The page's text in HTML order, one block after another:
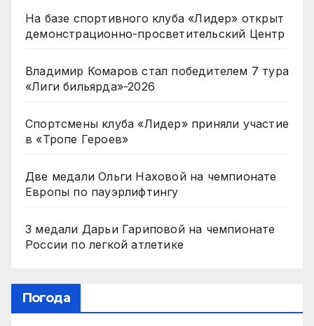
На базе спортивного клуба «Лидер» открыт
демонстрационно-просветительский Центр
Владимир Комаров стал победителем 7 тура
«Лиги бильярда»-2026
Спортсмены клуба «Лидер» приняли участие
в «Тропе Героев»
Две медали Ольги Наховой на чемпионате
Европы по пауэрлифтингу
3 медали Дарьи Гариповой на чемпионате
России по легкой атлетике
Погода